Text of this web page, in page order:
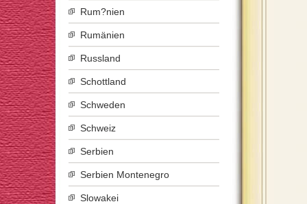
Rum?nien
Rumänien
Russland
Schottland
Schweden
Schweiz
Serbien
Serbien Montenegro
Slowakei